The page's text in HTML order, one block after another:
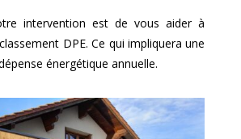
intervention est de vous aider à
DPE. Ce qui impliquera une
énergétique annuelle.